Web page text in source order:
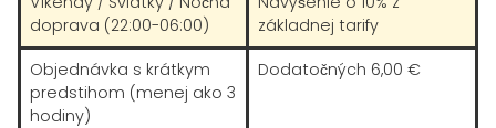
doprava (22:00-06:00)
základnej tarify
Objednávka s krátkym
predstihom (menej ako 3
hodiny)
Dodatočných 6,00 €